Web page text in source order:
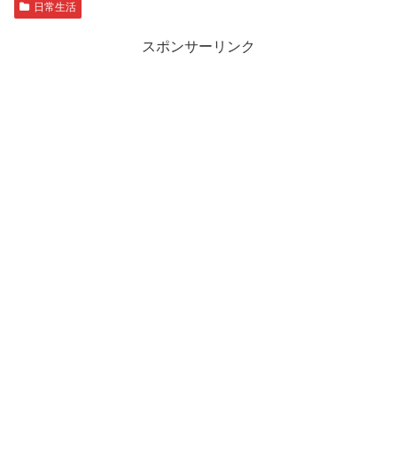
日常生活
スポンサーリンク